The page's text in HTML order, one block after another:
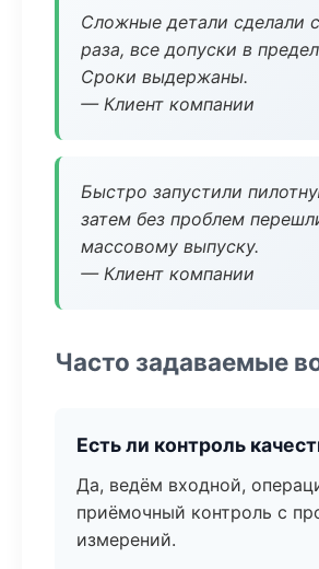
Сложные детали сделали
раза, все допуски в
Сроки выдержаны.
— Клиент компании
Быстро запустили
затем без проблем
массовому выпуску.
— Клиент компании
Часто задаваемые
Есть ли контроль
Да, ведём входной,
приёмочный контроль с
измерений.